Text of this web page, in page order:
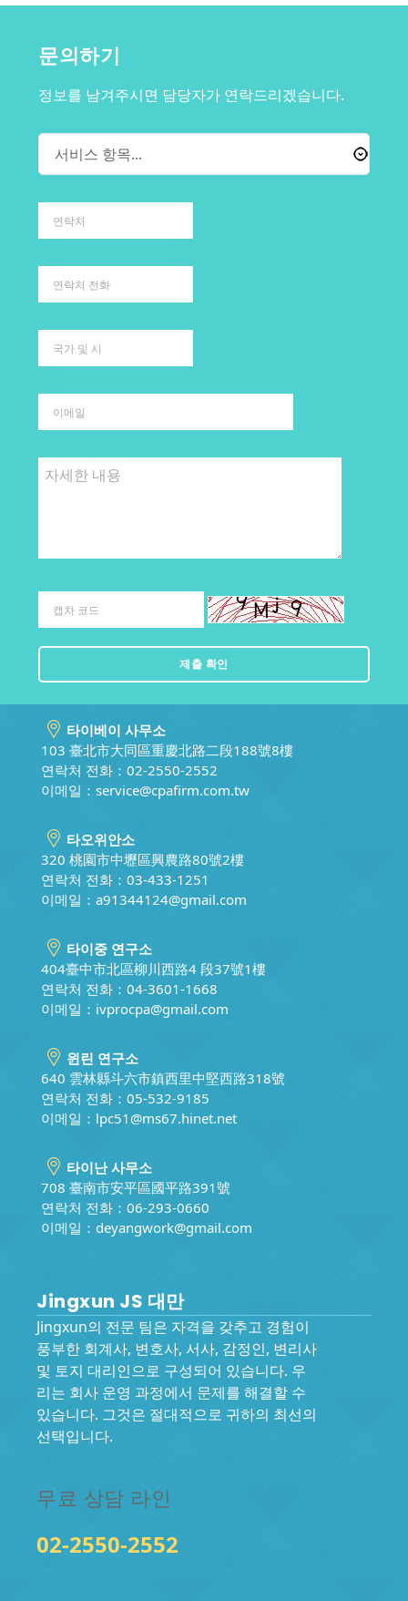
문의하기
정보를 남겨주시면 담당자가 연락드리겠습니다.
타이베이 사무소
103 臺北市大同區重慶北路二段188號8樓
연락처 전화：02-2550-2552
이메일： service@cpafirm.com.tw
타오위안소
320 桃園市中壢區興農路80號2樓
연락처 전화：03-433-1251
이메일： a91344124@gmail.com
타이중 연구소
404臺中市北區柳川西路4 段37號1樓
연락처 전화：04-3601-1668
이메일： ivprocpa@gmail.com
윈린 연구소
640 雲林縣斗六市鎮西里中堅西路318號
연락처 전화：05-532-9185
이메일： lpc51@ms67.hinet.net
타이난 사무소
708 臺南市安平區國平路391號
연락처 전화：06-293-0660
이메일： deyangwork@gmail.com
Jingxun JS 대만
Jingxun의 전문 팀은 자격을 갖추고 경험이
풍부한 회계사, 변호사, 서사, 감정인, 변리사
및 토지 대리인으로 구성되어 있습니다. 우
리는 회사 운영 과정에서 문제를 해결할 수
있습니다. 그것은 절대적으로 귀하의 최선의
선택입니다.
무료 상담 라인
02-2550-2552